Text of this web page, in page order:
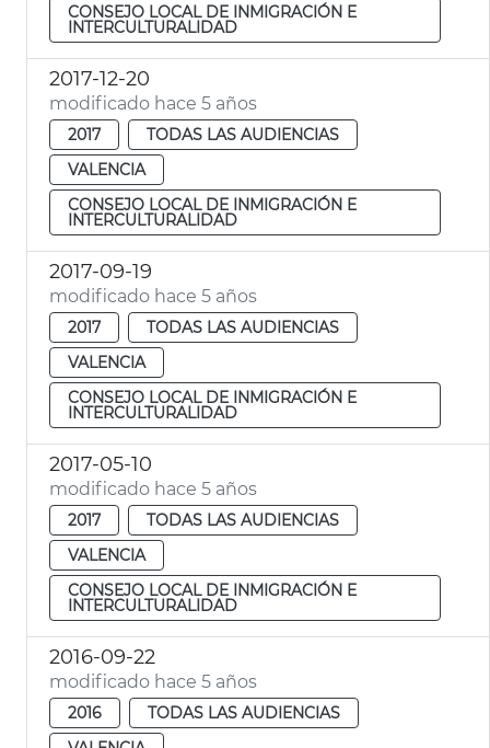
CONSEJO LOCAL DE INMIGRACIÓN E
INTERCULTURALIDAD
2017-12-20
modificado hace 5 años
2017
TODAS LAS AUDIENCIAS
VALENCIA
CONSEJO LOCAL DE INMIGRACIÓN E
INTERCULTURALIDAD
2017-09-19
modificado hace 5 años
2017
TODAS LAS AUDIENCIAS
VALENCIA
CONSEJO LOCAL DE INMIGRACIÓN E
INTERCULTURALIDAD
2017-05-10
modificado hace 5 años
2017
TODAS LAS AUDIENCIAS
VALENCIA
CONSEJO LOCAL DE INMIGRACIÓN E
INTERCULTURALIDAD
2016-09-22
modificado hace 5 años
2016
TODAS LAS AUDIENCIAS